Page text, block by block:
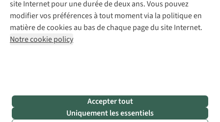
site Internet pour une durée de deux ans. Vous pouvez
modifier vos préférences à tout moment via la politique en
matière de cookies au bas de chaque page du site Internet.
Notre cookie policy
Accepter tout
Uniquement les essentiels
Mentions légales
Politique de confidentialité
Conditions générales
Cookie Policy